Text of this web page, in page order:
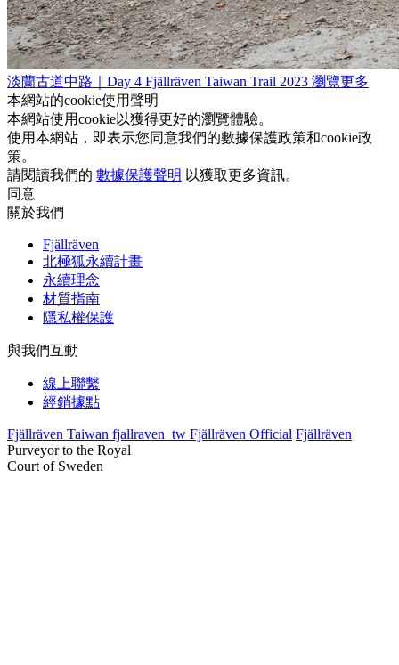
淡蘭古道中路｜Day 4 Fjällräven Taiwan Trail 2023 瀏覽更多
本網站的cookie使用聲明
本網站使用cookie以獲得更好的瀏覽體驗。
使用本網站，即表示您同意我們的數據保護政策和cookie政
策。
請閱讀我們的 數據保護聲明 以獲取更多資訊。
同意
關於我們
Fjällräven
北極狐永續計畫
永續理念
材質指南
隱私權保護
與我們互動
線上聯繫
經銷據點
Fjällräven Taiwan fjallraven_tw Fjällräven Official Fjällräven
Purveyor to the Royal
Court of Sweden